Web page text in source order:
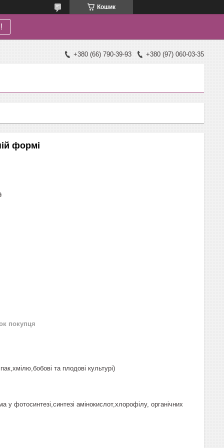
Кошик
+380 (66) 790-39-93 +380 (97) 060-03-35
формі
покупця
та плодові культурі)
фотосинтезі,синтезі амінокислот,хлорофілу, органічних